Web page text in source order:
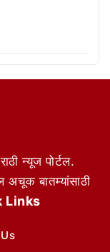
न्यूज पोर्टल.
अचूक बातम्यांसाठी
Links